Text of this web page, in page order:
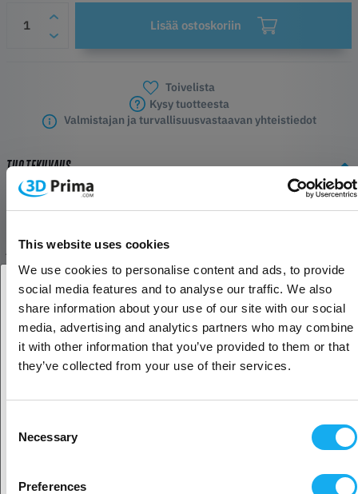
This website uses cookies
We use cookies to personalise content and ads, to provide
social media features and to analyse our traffic. We also
share information about your use of our site with our social
media, advertising and analytics partners who may combine
it with other information that you’ve provided to them or that
they’ve collected from your use of their services.
Selection
Necessary
Preferences
Lisää ostoskoriin
Toivelista
Kysy tuotteesta
Valmistajan ja turvallisuusvastaavan yhteistiedot
TUOTEKUVAUS
Fits to CreatBot DX and DX plus. The heat pad and screws are
ARVOSTELUT
KYSY TUOTTEESTA?
Oletko yritys- vai yksityisasiakas?
Yritysasiakas